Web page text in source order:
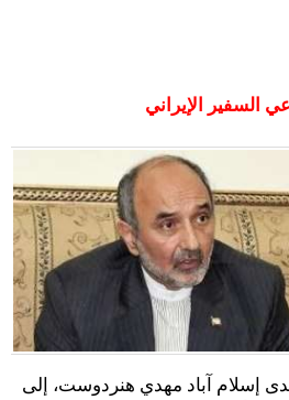
السفير الإيراني
إسلام آباد مهدي هنردوست، إلى